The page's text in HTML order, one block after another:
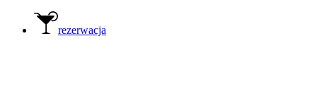
rezerwacja